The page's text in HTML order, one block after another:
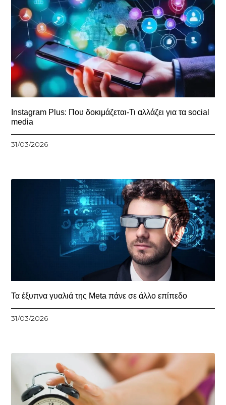
Instagram Plus: Που δοκιμάζεται-Τι αλλάζει για τα social
media
31/03/2026
Τα έξυπνα γυαλιά της Meta πάνε σε άλλο επίπεδο
31/03/2026